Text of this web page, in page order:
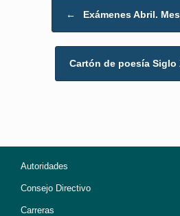
← Exámenes Abril.
Cartón de poesía Siglo
Autoridades
Consejo Directivo
Carreras